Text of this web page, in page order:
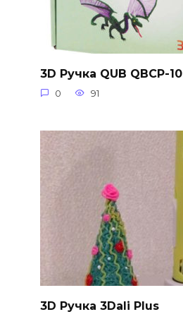
3D Ручка QUB QBCP-10
0 91
3D Ручка 3Dali Plus